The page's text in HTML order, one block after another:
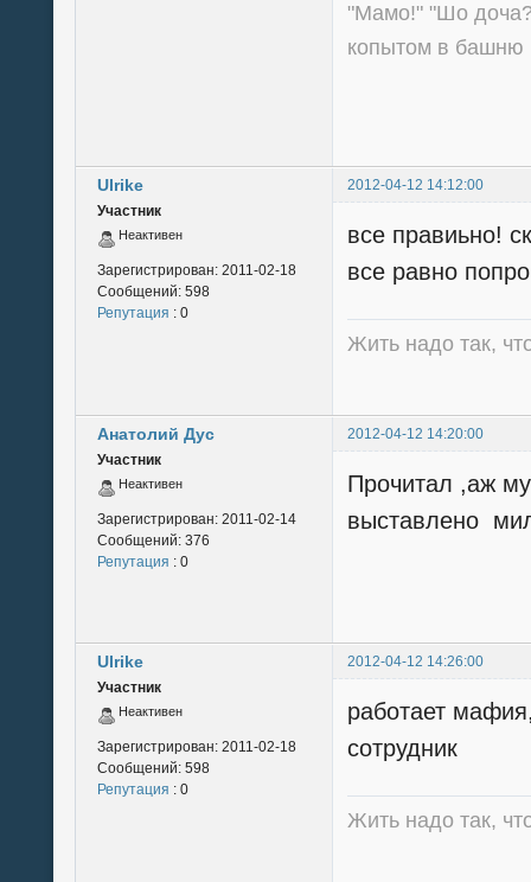
"Мамо!" "Шо
копытом в башню
Ulrike
2012-04-12 14:12:00
Участник
Неактивен
Зарегистрирован: 2011-02-18
Сообщений: 598
Репутация : 0
все правиьно!
все равно
Жить надо так,
Анатолий Дус
2012-04-12 14:20:00
Участник
Неактивен
Зарегистрирован: 2011-02-14
Сообщений: 376
Репутация : 0
Прочитал ,аж
выставлено
Ulrike
2012-04-12 14:26:00
Участник
Неактивен
Зарегистрирован: 2011-02-18
Сообщений: 598
Репутация : 0
работает
сотрудник
Жить надо так,